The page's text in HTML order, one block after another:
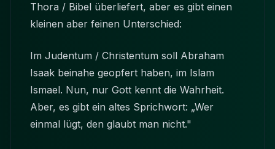
Thora / Bibel überliefert, aber es gibt einen
kleinen aber feinen Unterschied:
Im Judentum / Christentum soll Abraham
Isaak beinahe geopfert haben, im Islam
Ismael. Nun, nur Gott kennt die Wahrheit.
Aber, es gibt ein altes Sprichwort: „Wer
einmal lügt, den glaubt man nicht."